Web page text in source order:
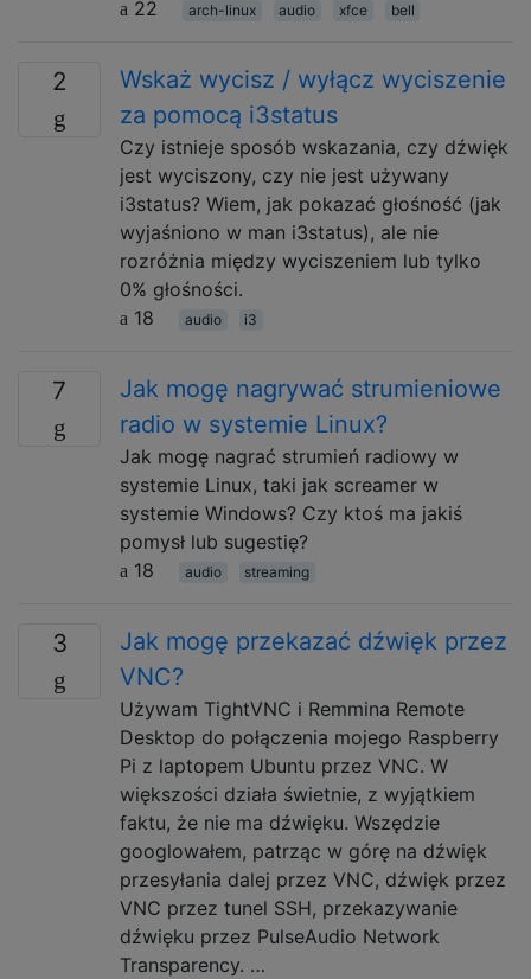
22
arch-linux audio xfce bell
2
Wskaż wycisz / wyłącz wyciszenie
za pomocą i3status
Czy istnieje sposób wskazania, czy dźwięk
jest wyciszony, czy nie jest używany
i3status? Wiem, jak pokazać głośność (jak
wyjaśniono w man i3status), ale nie
rozróżnia między wyciszeniem lub tylko
0% głośności.
18
audio i3
7
Jak mogę nagrywać strumieniowe
radio w systemie Linux?
Jak mogę nagrać strumień radiowy w
systemie Linux, taki jak screamer w
systemie Windows? Czy ktoś ma jakiś
pomysł lub sugestię?
18
audio streaming
3
Jak mogę przekazać dźwięk przez
VNC?
Używam TightVNC i Remmina Remote
Desktop do połączenia mojego Raspberry
Pi z laptopem Ubuntu przez VNC. W
większości działa świetnie, z wyjątkiem
faktu, że nie ma dźwięku. Wszędzie
googlowałem, patrząc w górę na dźwięk
przesyłania dalej przez VNC, dźwięk przez
VNC przez tunel SSH, przekazywanie
dźwięku przez PulseAudio Network
Transparency. …